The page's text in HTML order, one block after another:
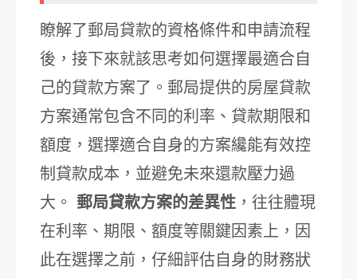
瞭解了郵局貸款的資格條件和申請流程
後，接下來就該思考如何選擇最適合自
己的貸款方案了。郵局提供的房屋貸款
方案通常包含不同的利率、貸款期限和
額度，選擇適合自身的方案纔能有效控
制貸款成本，並避免未來還款壓力過
大。 郵局貸款方案的差異性 ，往往體現
在利率、期限、額度等關鍵因素上，因
此在選擇之前，仔細評估自身的財務狀